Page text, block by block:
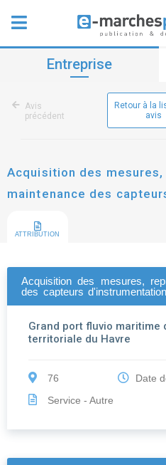
Entreprise
Avis
précédent
Retour à la
avis
Acquisition des
maintenance des
ATTRIBUTION
Acquisition des mesures,
des capteurs
Grand port fluvio maritime
territoriale du Havre
76
Service - Autre
Date